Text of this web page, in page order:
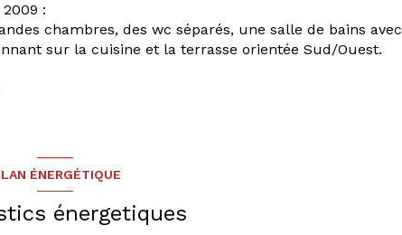
:
chambres, des wc séparés, une salle de bains avec
sur la cuisine et la terrasse orientée Sud/Ouest.
ÉNERGÉTIQUE
énergetiques